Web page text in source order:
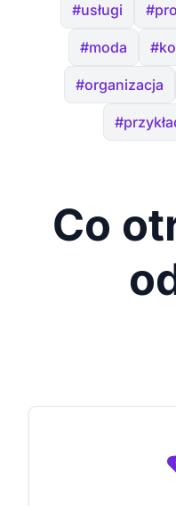
#usługi
#moda
#organizacja
Co